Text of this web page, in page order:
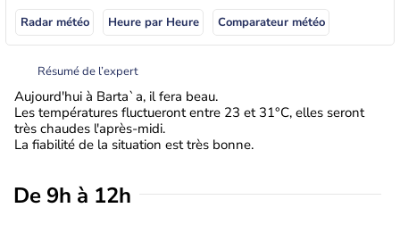
Radar météo Heure par Heure Comparateur météo
Résumé de l’expert
Aujourd'hui à Barta`a, il fera beau.
Les températures fluctueront entre 23 et 31°C, elles seront
très chaudes l'après-midi.
La fiabilité de la situation est très bonne.
De 9h à 12h